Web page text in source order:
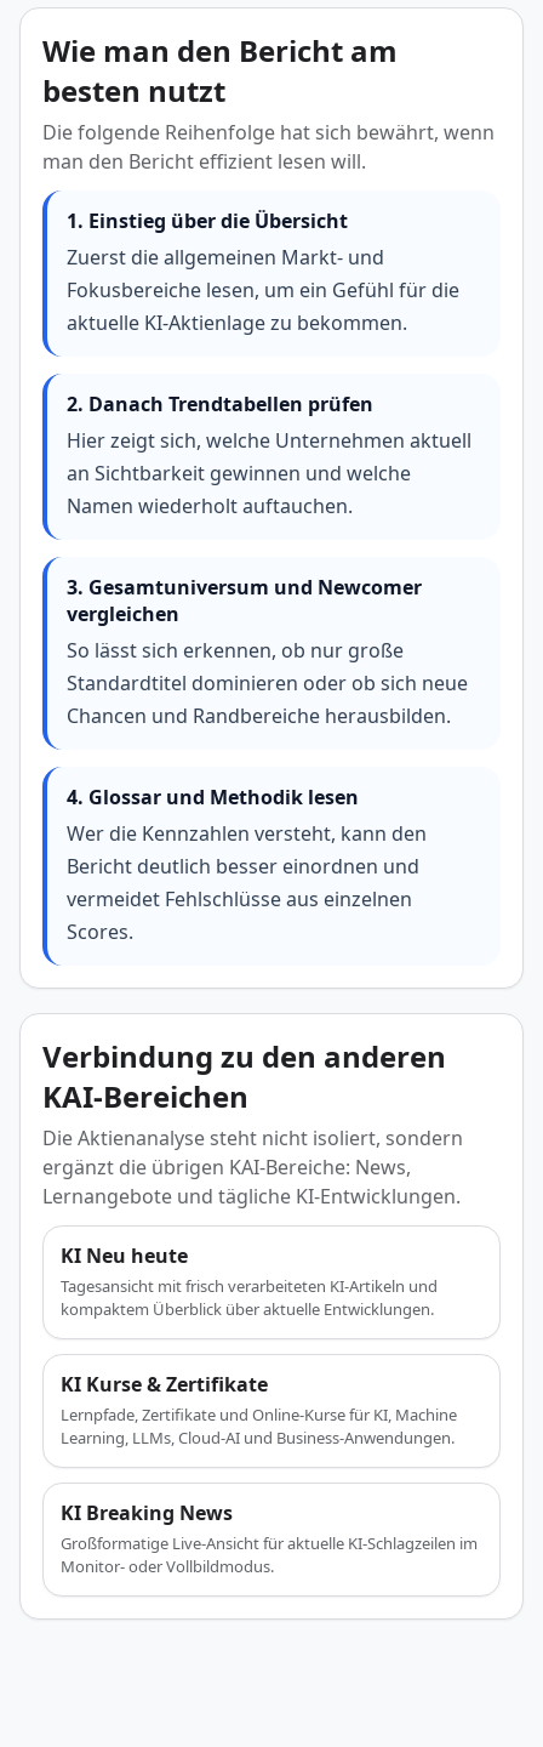
Wie man den Bericht am
besten nutzt
Die folgende Reihenfolge hat sich bewährt, wenn
man den Bericht effizient lesen will.
1. Einstieg über die Übersicht
Zuerst die allgemeinen Markt- und
Fokusbereiche lesen, um ein Gefühl für die
aktuelle KI-Aktienlage zu bekommen.
2. Danach Trendtabellen prüfen
Hier zeigt sich, welche Unternehmen aktuell
an Sichtbarkeit gewinnen und welche
Namen wiederholt auftauchen.
3. Gesamtuniversum und Newcomer
vergleichen
So lässt sich erkennen, ob nur große
Standardtitel dominieren oder ob sich neue
Chancen und Randbereiche herausbilden.
4. Glossar und Methodik lesen
Wer die Kennzahlen versteht, kann den
Bericht deutlich besser einordnen und
vermeidet Fehlschlüsse aus einzelnen
Scores.
Verbindung zu den anderen
KAI-Bereichen
Die Aktienanalyse steht nicht isoliert, sondern
ergänzt die übrigen KAI-Bereiche: News,
Lernangebote und tägliche KI-Entwicklungen.
KI Neu heute
Tagesansicht mit frisch verarbeiteten KI-Artikeln und
kompaktem Überblick über aktuelle Entwicklungen.
KI Kurse & Zertifikate
Lernpfade, Zertifikate und Online-Kurse für KI, Machine
Learning, LLMs, Cloud-AI und Business-Anwendungen.
KI Breaking News
Großformatige Live-Ansicht für aktuelle KI-Schlagzeilen im
Monitor- oder Vollbildmodus.